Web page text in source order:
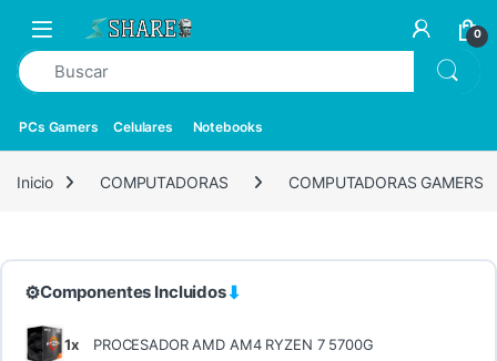
0
PCs Gamers Celulares Notebooks
Inicio COMPUTADORAS COMPUTADORAS GAMERS
⚙Componentes Incluidos⬇
1x PROCESADOR AMD AM4 RYZEN 7 5700G